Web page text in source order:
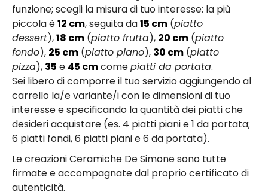
funzione; scegli la misura di tuo interesse: la più
piccola è12 cm, seguita da15 cm (piatto
dessert),18 cm (piatto frutta), 20 cm (piatto
fondo), 25 cm (piatto piano), 30 cm (piatto
pizza), 35 e 45 cmcomepiatti da portata.
Sei libero di comporre il tuo servizio aggiungendo al
carrello la/e variante/i con le dimensioni di tuo
interesse e specificando la quantità dei piatti che
desideri acquistare (es. 4 piatti piani e 1 da portata;
6 piatti fondi, 6 piatti piani e 6 da portata).
Le creazioni Ceramiche De Simone sono tutte
firmate e accompagnate dal proprio certificato di
autenticità.